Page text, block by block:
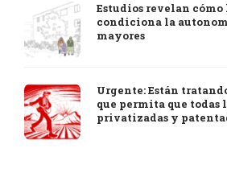
Estudios revelan
condiciona la
mayores
Urgente: Están
que permita que todas
privatizadas y